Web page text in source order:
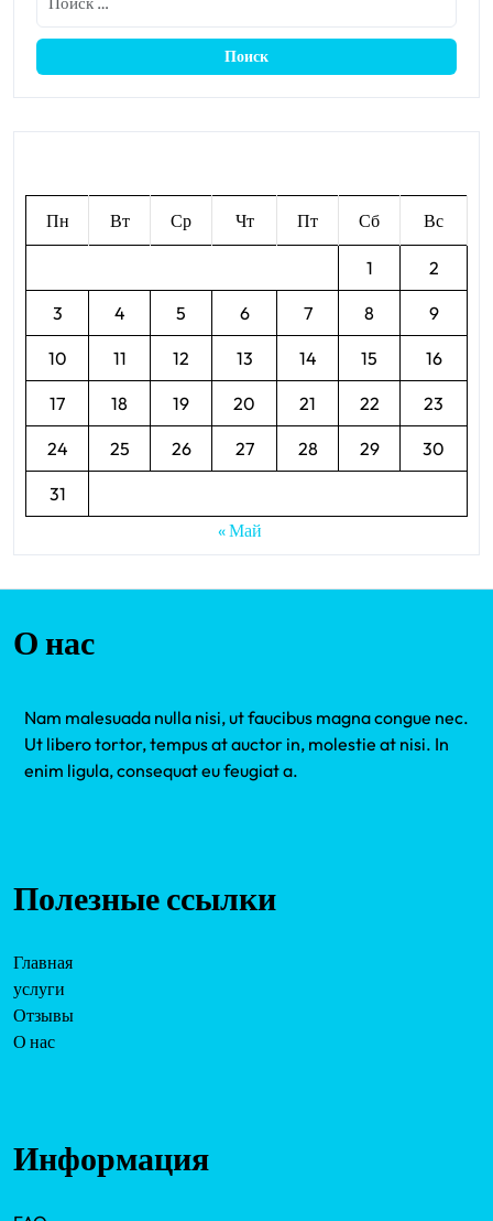
Пн Вт Ср Чт Пт Сб Вс
1 2
3 4 5 6 7 8 9
10 11 12 13 14 15 16
17 18 19 20 21 22 23
24 25 26 27 28 29 30
31
« Май
О нас
Nam malesuada nulla nisi, ut faucibus magna congue nec.
Ut libero tortor, tempus at auctor in, molestie at nisi. In
enim ligula, consequat eu feugiat a.
Полезные ссылки
Главная
услуги
Отзывы
О нас
Информация